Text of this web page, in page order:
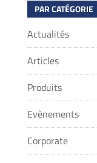
PAR CATÉGORIE
Actualités
Articles
Produits
Evènements
Corporate